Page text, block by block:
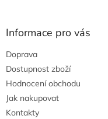
Informace pro vás
Doprava
Dostupnost zboží
Hodnocení obchodu
Jak nakupovat
Kontakty